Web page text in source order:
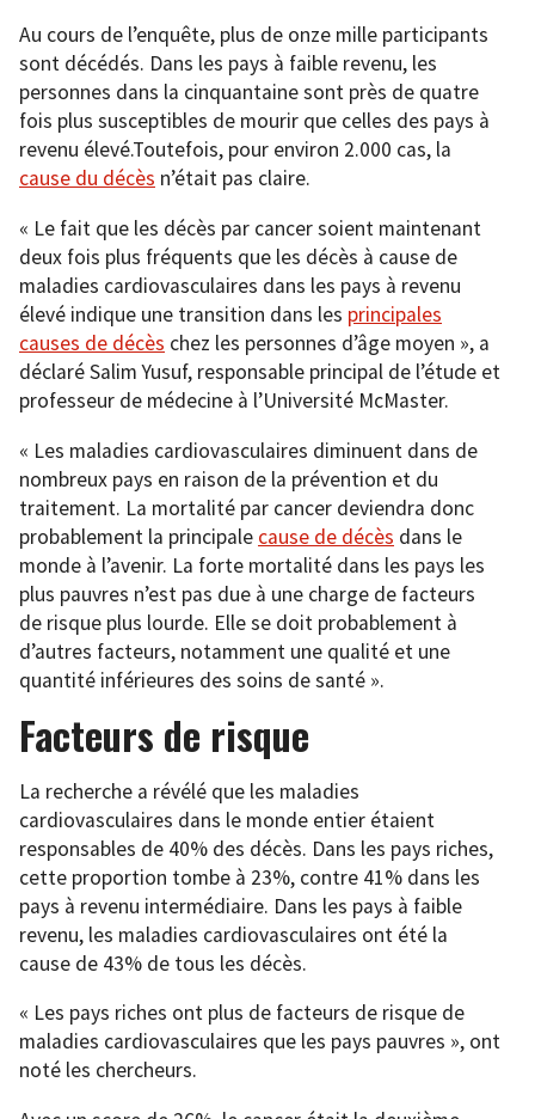
Au cours de l’enquête, plus de onze mille participants
sont décédés. Dans les pays à faible revenu, les
personnes dans la cinquantaine sont près de quatre
fois plus susceptibles de mourir que celles des pays à
revenu élevé.Toutefois, pour environ 2.000 cas, la
cause du décès n’était pas claire.
« Le fait que les décès par cancer soient maintenant
deux fois plus fréquents que les décès à cause de
maladies cardiovasculaires dans les pays à revenu
élevé indique une transition dans les principales
causes de décès chez les personnes d’âge moyen », a
déclaré Salim Yusuf, responsable principal de l’étude et
professeur de médecine à l’Université McMaster.
« Les maladies cardiovasculaires diminuent dans de
nombreux pays en raison de la prévention et du
traitement. La mortalité par cancer deviendra donc
probablement la principale cause de décès dans le
monde à l’avenir. La forte mortalité dans les pays les
plus pauvres n’est pas due à une charge de facteurs
de risque plus lourde. Elle se doit probablement à
d’autres facteurs, notamment une qualité et une
quantité inférieures des soins de santé ».
Facteurs de risque
La recherche a révélé que les maladies
cardiovasculaires dans le monde entier étaient
responsables de 40% des décès. Dans les pays riches,
cette proportion tombe à 23%, contre 41% dans les
pays à revenu intermédiaire. Dans les pays à faible
revenu, les maladies cardiovasculaires ont été la
cause de 43% de tous les décès.
« Les pays riches ont plus de facteurs de risque de
maladies cardiovasculaires que les pays pauvres », ont
noté les chercheurs.